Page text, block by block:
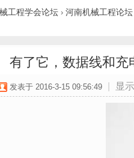
工程学会论坛 › 河南机械工程论坛
有了它，数据线和充
发表于 2016-3-15 09:56:49 显